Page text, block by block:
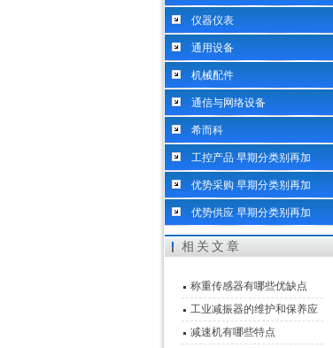
仪器仪表
通用设备
机械配件
通信与网络设备
希而科
工控产品 早期分类别再加
优势采购 早期分类别再加
优势供应 早期分类别再加
相关文章
称重传感器有哪些优缺点
工业减振器的维护和保养应
该怎么做
减速机有哪些特点